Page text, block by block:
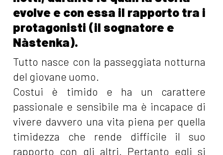
evolve e con essa il rapporto tra i
protagonisti (il sognatore e
Nàstenka).
Tutto nasce con la passeggiata notturna
del giovane uomo.
Costui è timido e ha un carattere
passionale e sensibile ma è incapace di
vivere davvero una vita piena per quella
timidezza che rende difficile il suo
rapporto con gli altri. Pertanto egli si